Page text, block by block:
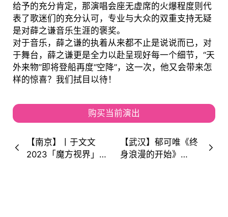
给予的充分肯定，那演唱会座无虚席的火爆程度则代
表了歌迷们的充分认可，专业与大众的双重支持无疑
是对薛之谦音乐生涯的褒奖。
对于音乐，薛之谦的执着从来都不止是说说而已，对
于舞台，薛之谦更是全力以赴呈现好每一个细节，“天
外来物”即将登船再度“空降”，这一次，他又会带来怎
样的惊喜？我们拭目以待！
购买当前演出
【南京】丨于文文
2023「魔方视界」
【武汉】郁可唯《终
身浪漫的开始》